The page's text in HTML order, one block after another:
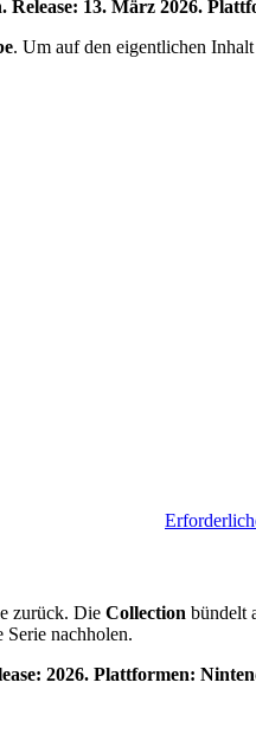
13. März 2026.
. Um auf den eigentlichen
zurück. Die Collection bündelt
nachholen.
2026. Plattformen: